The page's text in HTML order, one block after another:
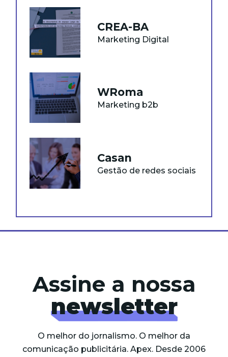
CREA-BA
Marketing Digital
WRoma
Marketing b2b
Casan
Gestão de redes sociais
Assine a nossa
newsletter
O melhor do jornalismo. O melhor da
comunicação publicitária. Apex. Desde 2006